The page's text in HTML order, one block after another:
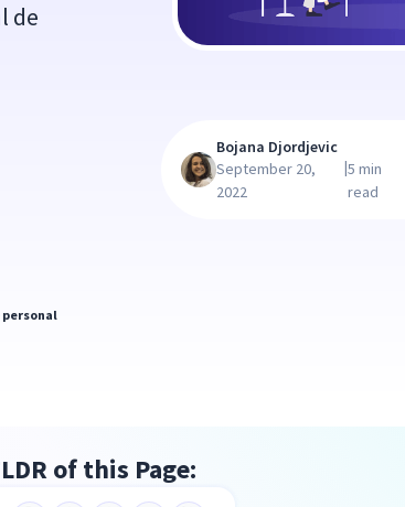
de
personal
Bojana Djordjevic
September 20,
2022
|5 min
read
of this Page: